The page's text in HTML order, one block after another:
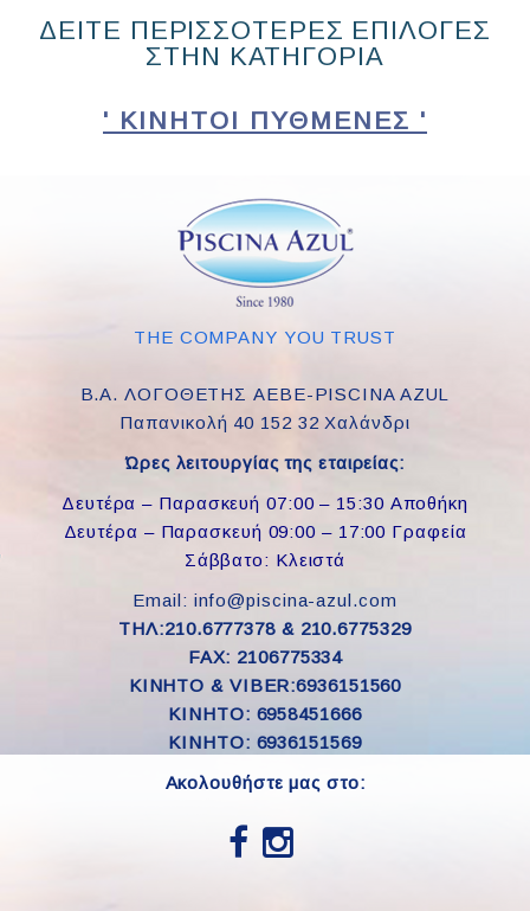
ΔΕΙΤΕ ΠΕΡΙΣΣΟΤΕΡΕΣ ΕΠΙΛΟΓΕΣ
ΣΤΗΝ ΚΑΤΗΓΟΡΙΑ
' ΚΙΝΗΤΟΊ ΠΥΘΜΈΝΕΣ '
THE COMPANY YOU TRUST
Β.Α. ΛΟΓΟΘΕΤΗΣ ΑΕΒΕ-PISCINA AZUL
Παπανικολή 40 152 32 Χαλάνδρι
Ώρες λειτουργίας της εταιρείας:
Δευτέρα – Παρασκευή 07:00 – 15:30 Αποθήκη
Δευτέρα – Παρασκευή 09:00 – 17:00 Γραφεία
Σάββατο: Κλειστά
Email: info@piscina-azul.com
ΤΗΛ:210.6777378 & 210.6775329
FAX: 2106775334
ΚΙΝΗΤΟ & VIBER:6936151560
KINHTO: 6958451666
KINHTO: 6936151569
Ακολουθήστε μας στο: